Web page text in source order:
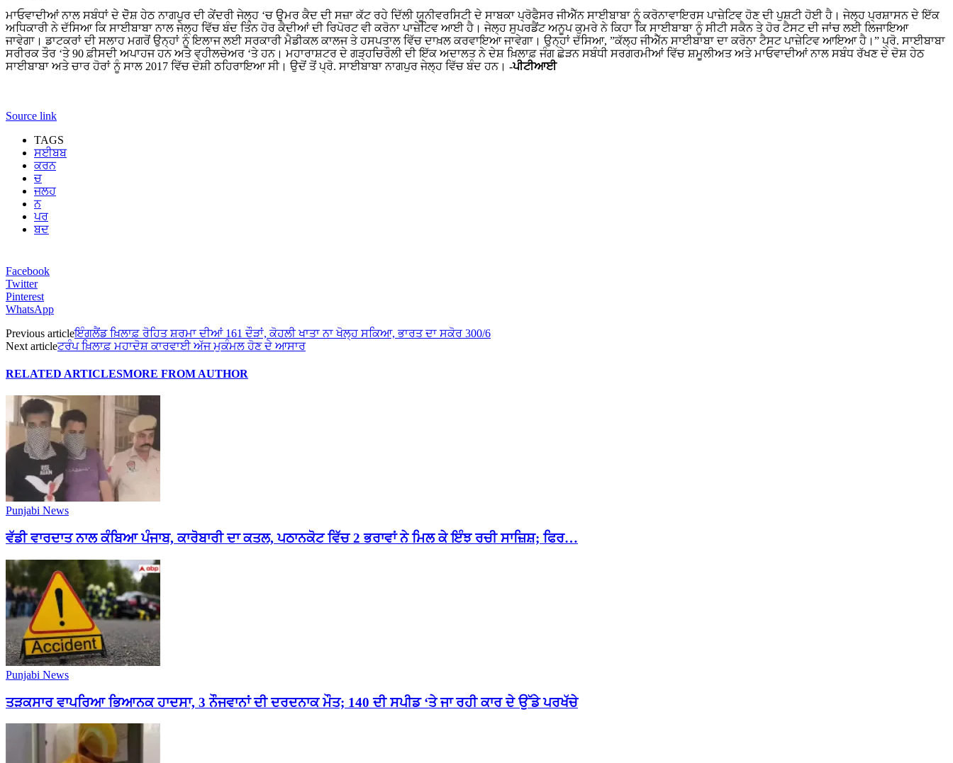
ਮਾਓਵਾਦੀਆਂ ਨਾਲ ਸਬੰਧਾਂ ਦੇ ਦੋੋਸ਼ ਹੇਠ ਨਾਗਪੁਰ ਦੀ ਕੇਂਦਰੀ ਜੇਲ੍ਹ ‘ਚ ਉਮਰ ਕੈਦ ਦੀ ਸਜ਼ਾ ਕੱਟ ਰਹੇ ਦਿੱਲੀ ਯੂਨੀਵਰਸਿਟੀ ਦੇ ਸਾਬਕਾ ਪ੍ਰੋਫੈਸਰ ਜੀਐੱਨ ਸਾਈਬਾਬਾ ਨੂੰ ਕਰੋਨਾਵਾਇਰਸ ਪਾਜ਼ੇਟਿਵ ਹੋਣ ਦੀ ਪੁਸ਼ਟੀ ਹੋਈ ਹੈ। ਜੇਲ੍ਹ ਪ੍ਰਸ਼ਾਸਨ ਦੇ ਇੱਕ
ਅਧਿਕਾਰੀ ਨੇ ਦੱਸਿਆ ਕਿ ਸਾਈਬਾਬਾ ਨਾਲ ਜੇਲ੍ਹ ਵਿੱਚ ਬੰਦ ਤਿੰਨ ਹੋਰ ਕੈਦੀਆਂ ਦੀ ਰਿਪੋਰਟ ਵੀ ਕਰੋਨਾ ਪਾਜ਼ੇਟਿਵ ਆਈ ਹੈ। ਜੇਲ੍ਹ ਸੁਪਰਡੈਂਟ ਅਨੂਪ ਕੁਮਰੇ ਨੇ ਕਿਹਾ ਕਿ ਸਾਈਬਾਬਾ ਨੂੰ ਸੀਟੀ ਸਕੈਨ ਤੇ ਹੋਰ ਟੈਸਟ ਦੀ ਜਾਂਚ ਲਈ ਲਿਜਾਇਆ
ਜਾਵੇਗਾ। ਡਾਟਕਰਾਂ ਦੀ ਸਲਾਹ ਮਗਰੋਂ ਉਨ੍ਹਾਂ ਨੂੰ ਇਲਾਜ ਲਈ ਸਰਕਾਰੀ ਮੈਡੀਕਲ ਕਾਲਜ ਤੇ ਹਸਪਤਾਲ ਵਿੱਚ ਦਾਖ਼ਲ ਕਰਵਾਇਆ ਜਾਵੇਗਾ। ਉਨ੍ਹਾਂ ਦੱਸਿਆ, ”ਕੱਲ੍ਹ ਜੀਐੱਨ ਸਾਈਬਾਬਾ ਦਾ ਕਰੋਨਾ ਟੈਸਟ ਪਾਜ਼ੇਟਿਵ ਆਇਆ ਹੈ।” ਪ੍ਰੋ. ਸਾਈਬਾਬਾ
ਸਰੀਰਕ ਤੌਰ ‘ਤੇ 90 ਫ਼ੀਸਦੀ ਅਪਾਹਜ ਹਨ ਅਤੇ ਵ੍ਹੀਲਚੇਅਰ ‘ਤੇ ਹਨ। ਮਹਾਰਾਸ਼ਟਰ ਦੇ ਗੜ੍ਹਚਿਰੌਲੀ ਦੀ ਇੱਕ ਅਦਾਲਤ ਨੇ ਦੇਸ਼ ਖ਼ਿਲਾਫ਼ ਜੰਗ ਛੇੜਨ ਸਬੰਧੀ ਸਰਗਰਮੀਆਂ ਵਿੱਚ ਸ਼ਮੂਲੀਅਤ ਅਤੇ ਮਾਓਵਾਦੀਆਂ ਨਾਲ ਸਬੰਧ ਰੱਖਣ ਦੇ ਦੋਸ਼ ਹੇਠ
ਸਾਈਬਾਬਾ ਅਤੇ ਚਾਰ ਹੋਰਾਂ ਨੂੰ ਸਾਲ 2017 ਵਿੱਚ ਦੋਸ਼ੀ ਠਹਿਰਾਇਆ ਸੀ। ਉਦੋਂ ਤੋਂ ਪ੍ਰੋ. ਸਾਈਬਾਬਾ ਨਾਗਪੁਰ ਜੇਲ੍ਹ ਵਿੱਚ ਬੰਦ ਹਨ। -ਪੀਟੀਆਈ
Source link
TAGS
ਸਈਬਬ
ਕਰਨ
ਚ
ਜਲਹ
ਨ
ਪਰ
ਬਦ
Facebook
Twitter
Pinterest
WhatsApp
Previous articleਇੰਗਲੈਂਡ ਖ਼ਿਲਾਫ਼ ਰੋਹਿਤ ਸ਼ਰਮਾ ਦੀਆਂ 161 ਦੌੜਾਂ, ਕੋਹਲੀ ਖਾਤਾ ਨਾ ਖੋਲ੍ਹ ਸਕਿਆ, ਭਾਰਤ ਦਾ ਸਕੋਰ 300/6
Next articleਟਰੰਪ ਖ਼ਿਲਾਫ਼ ਮਹਾਦੋਸ਼ ਕਾਰਵਾਈ ਅੱਜ ਮੁਕੰਮਲ ਹੋਣ ਦੇ ਆਸਾਰ
RELATED ARTICLESMORE FROM AUTHOR
Punjabi News
ਵੱਡੀ ਵਾਰਦਾਤ ਨਾਲ ਕੰਬਿਆ ਪੰਜਾਬ, ਕਾਰੋਬਾਰੀ ਦਾ ਕਤਲ, ਪਠਾਨਕੋਟ ਵਿੱਚ 2 ਭਰਾਵਾਂ ਨੇ ਮਿਲ ਕੇ ਇੰਝ ਰਚੀ ਸਾਜ਼ਿਸ਼; ਫਿਰ…
Punjabi News
ਤੜਕਸਾਰ ਵਾਪਰਿਆ ਭਿਆਨਕ ਹਾਦਸਾ, 3 ਨੌਜਵਾਨਾਂ ਦੀ ਦਰਦਨਾਕ ਮੌਤ; 140 ਦੀ ਸਪੀਡ ‘ਤੇ ਜਾ ਰਹੀ ਕਾਰ ਦੇ ਉੱਡੇ ਪਰਖੱਚੇ